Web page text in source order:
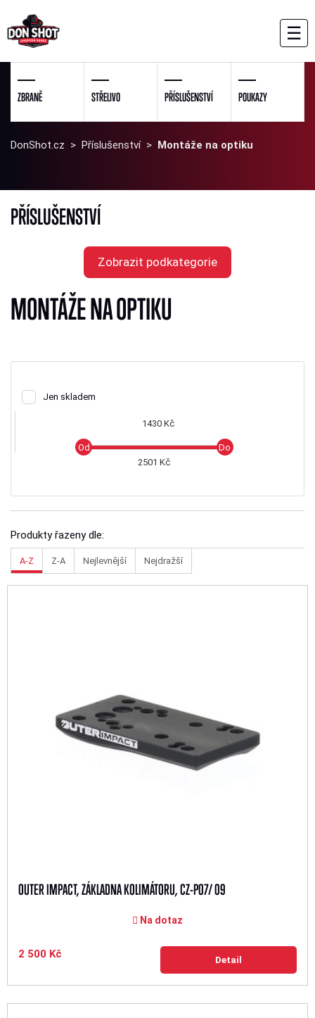
☰
ZBRANĚ STŘELIVO PŘÍSLUŠENSTVÍ POUKAZY
DonShot.cz > Příslušenství> Montáže na optiku
PŘÍSLUŠENSTVÍ
Zobrazit podkategorie
MONTÁŽE NA OPTIKU
Jen skladem
1430 Kč
2501 Kč
Produkty řazeny dle:
A-Z Z-A Nejlevnější Nejdražší
OUTER IMPACT, ZÁKLADNA KOLIMÁTORU, CZ-P07/ 09
Na dotaz
2 500 Kč Detail